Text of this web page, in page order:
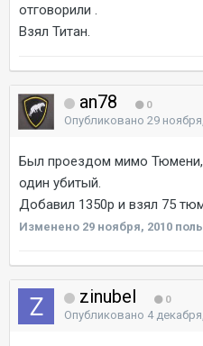
отговорили .
Взял Титан.
an78 0
Опубликовано 29
Был проездом мимо
один убитый.
Добавил 1350р и взял 75
Изменено 29 ноября, 2010
zinubel 0
Опубликовано 4